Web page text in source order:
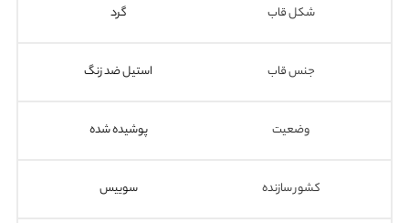
شکل قاب گرد
جنس قاب استیل ضد زنگ
وضعیت پوشیده شده
کشور سازنده سوییس